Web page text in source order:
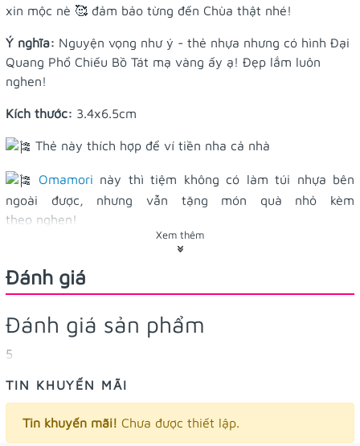
xin mộc nè 🥰 đảm bảo từng đến Chùa thật nhé!
Ý nghĩa: Nguyện vọng như ý - thẻ nhựa nhưng có hình Đại
Quang Phổ Chiếu Bồ Tát mạ vàng ấy ạ! Đẹp lắm luôn
nghen!
Kích thước: 3.4x6.5cm
Thẻ này thích hợp để ví tiền nha cả nhà
Omamori này thì tiệm không có làm túi nhựa bên
ngoài được, nhưng vẫn tặng món quà nhỏ kèm
theo nghen!
Hình ảnh do Tiệm Điều Ước tự chụp nà! Nhìn bên ngoài có
Xem thêm
Đánh giá
Đánh giá sản phẩm
5
TIN KHUYẾN MÃI
Tin khuyến mãi! Chưa được thiết lập.